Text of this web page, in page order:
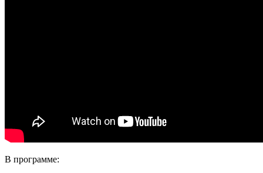
В программе: